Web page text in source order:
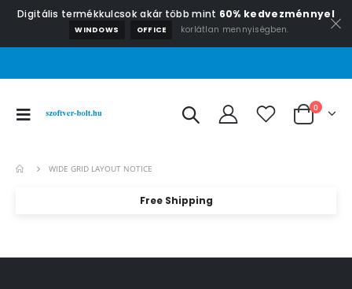
Digitális termékkulcsok akár több mint 60% kedvezménnyel
WINDOWS OFFICE korlátlan mennyiségben.
0
WIDE GRID LAYOUT NOTICE
Free Shipping